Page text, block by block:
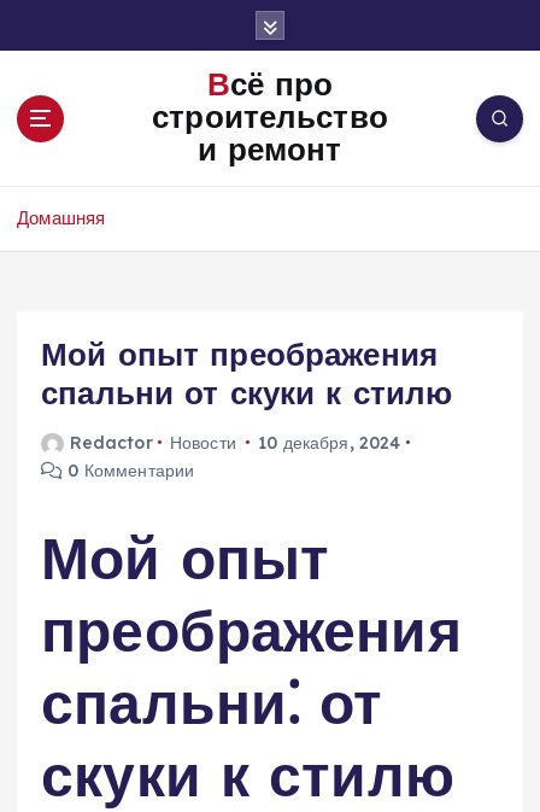
Всё про
строительство
и ремонт
Домашняя
Мой опыт преображения
спальни от скуки к стилю
Redactor Новости
10 декабря, 2024
0 Комментарии
Мой опыт
преображения
спальни⁚ от
скуки к стилю